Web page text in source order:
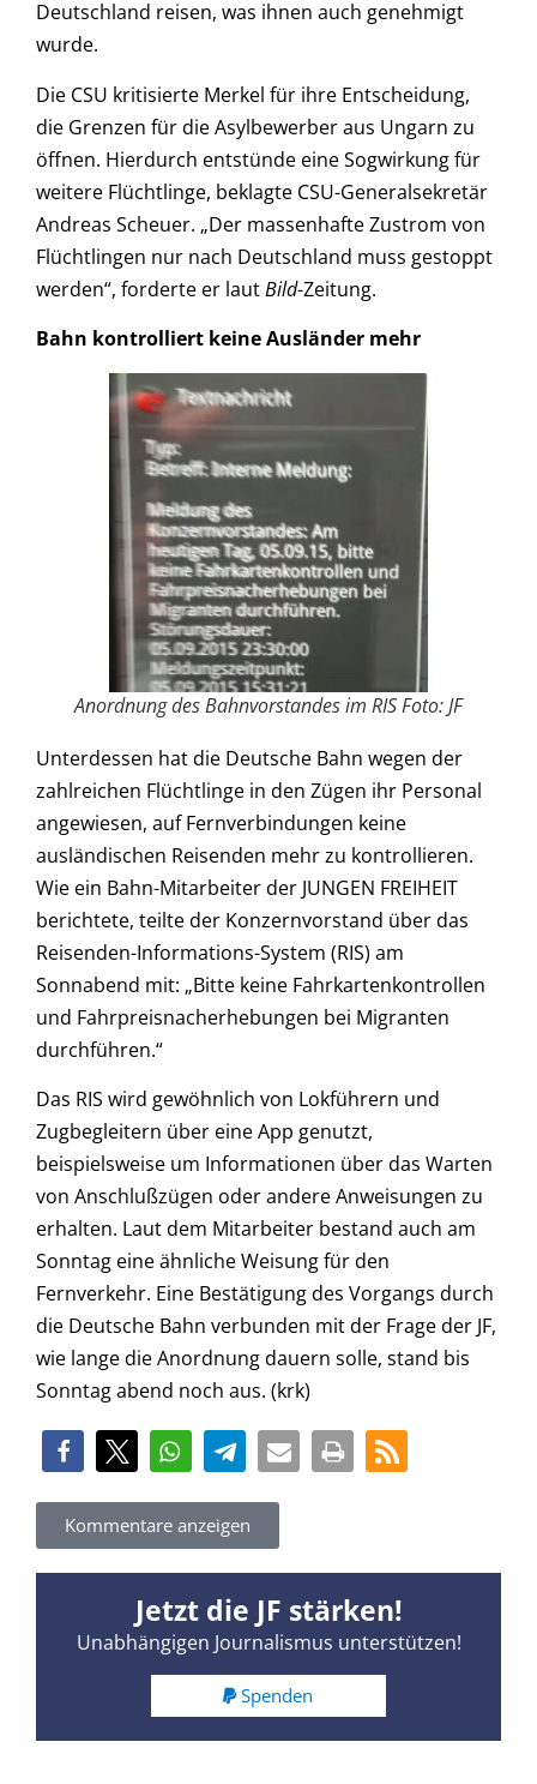
Deutschland reisen, was ihnen auch genehmigt
wurde.
Die CSU kritisierte Merkel für ihre Entscheidung,
die Grenzen für die Asylbewerber aus Ungarn zu
öffnen. Hierdurch entstünde eine Sogwirkung für
weitere Flüchtlinge, beklagte CSU-Generalsekretär
Andreas Scheuer. „Der massenhafte Zustrom von
Flüchtlingen nur nach Deutschland muss gestoppt
werden“, forderte er lautBild-Zeitung.
Bahn kontrolliert keine Ausländer mehr
Anordnung des Bahnvorstandes im RIS Foto: JF
Unterdessen hat die Deutsche Bahn wegen der
zahlreichen Flüchtlinge in den Zügen ihr Personal
angewiesen, auf Fernverbindungen keine
ausländischen Reisenden mehr zu kontrollieren.
Wie ein Bahn-Mitarbeiter der JUNGEN FREIHEIT
berichtete, teilte der Konzernvorstand über das
Reisenden-Informations-System (RIS) am
Sonnabend mit: „Bitte keine Fahrkartenkontrollen
und Fahrpreisnacherhebungen bei Migranten
durchführen.“
Das RIS wird gewöhnlich von Lokführern und
Zugbegleitern über eine App genutzt,
beispielsweise um Informationen über das Warten
von Anschlußzügen oder andere Anweisungen zu
erhalten. Laut dem Mitarbeiter bestand auch am
Sonntag eine ähnliche Weisung für den
Fernverkehr. Eine Bestätigung des Vorgangs durch
die Deutsche Bahn verbunden mit der Frage der JF,
wie lange die Anordnung dauern solle, stand bis
Sonntag abend noch aus. (krk)
Kommentare anzeigen
Jetzt die JF stärken!
Unabhängigen Journalismus unterstützen!
Spenden